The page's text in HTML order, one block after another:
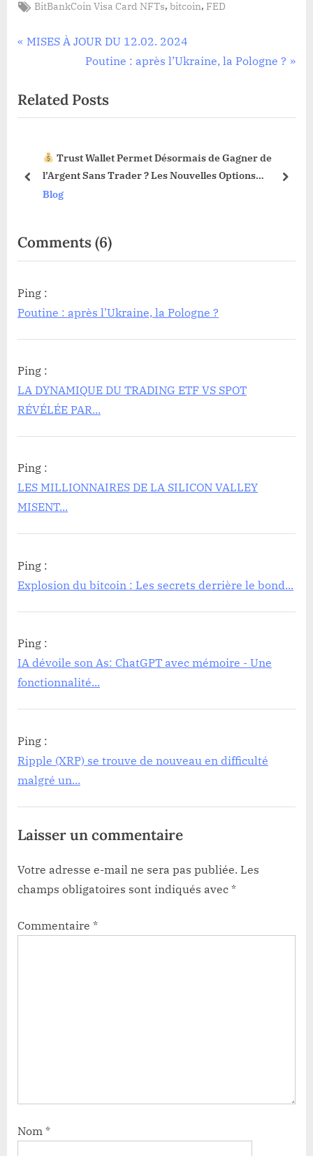
Tags:
BitBankCoin Visa Card NFTs,bitcoin,FED
Navigation
l’article
P
v
i
s
s
MISES À JOUR DU 12.02. 2024
N
x
t
o
s
Poutine : après l’Ukraine, la Pologne ?
Related Posts
Trust Wallet Permet Désormais de Gagner de
l’Argent Sans Trader ? Les Nouvelles Options
Dévoilées !
Blog
prev next
Comments(6)on
“La
des
approche
L’avenir
Bitcoin
Ping :
Poutine : après l’Ukraine, la Pologne ?
Ping :
LA DYNAMIQUE DU TRADING ETF VS SPOT
RÉVÉLÉE PAR...
Ping :
LES MILLIONNAIRES DE LA SILICON VALLEY
MISENT...
Ping :
Explosion du bitcoin : Les secrets derrière le bond...
Ping :
IA dévoile son As: ChatGPT avec mémoire - Une
fonctionnalité...
Ping :
Ripple (XRP) se trouve de nouveau en difficulté
malgré un...
Laisser un commentaire
Votre adresse e-mail ne sera pas publiée. Les
champs obligatoires sont indiqués avec *
Commentaire *
Nom *